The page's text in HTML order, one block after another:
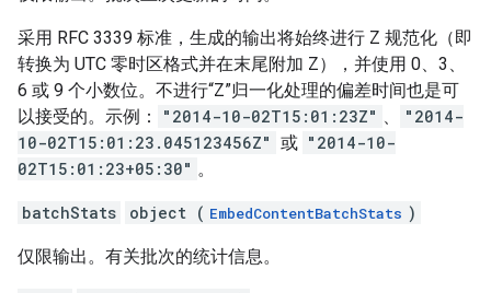
采用 RFC 3339 标准，生成的输出将始终进行 Z 规范化（即
转换为 UTC 零时区格式并在末尾附加 Z），并使用 0、3、
6 或 9 个小数位。不进行“Z”归一化处理的偏差时间也是可
以接受的。示例：
"2014-10-02T15:01:23Z" 、
"2014-
10-02T15:01:23.045123456Z" 或 "2014-10-
02T15:01:23+05:30" 。
batchStats object ( EmbedContentBatchStats )
仅限输出。有关批次的统计信息。